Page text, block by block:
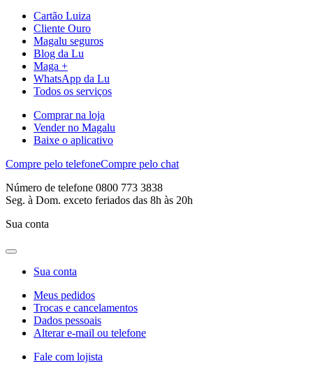
Cartão Luiza
Cliente Ouro
Magalu seguros
Blog da Lu
Maga +
WhatsApp da Lu
Todos os serviços
Comprar na loja
Vender no Magalu
Baixe o aplicativo
Compre pelo telefoneCompre pelo chat
Número de telefone 0800 773 3838
Seg. à Dom. exceto feriados das 8h às 20h
Sua conta
Sua conta
Meus pedidos
Trocas e cancelamentos
Dados pessoais
Alterar e-mail ou telefone
Fale com lojista